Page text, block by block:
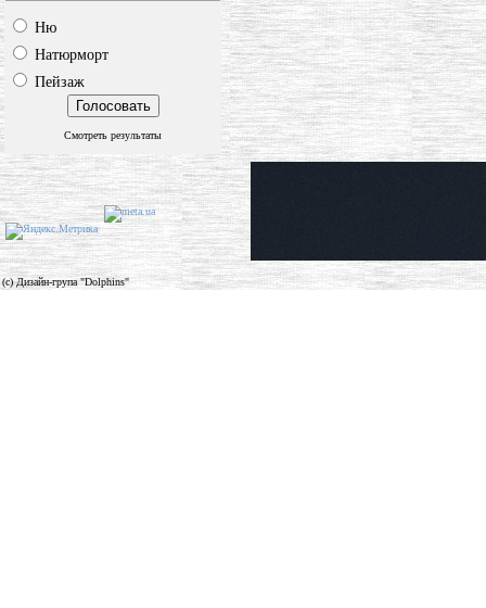
Ню
Натюрморт
Пейзаж
Смотреть результаты
(c) Дизайн-група "Dolphins"